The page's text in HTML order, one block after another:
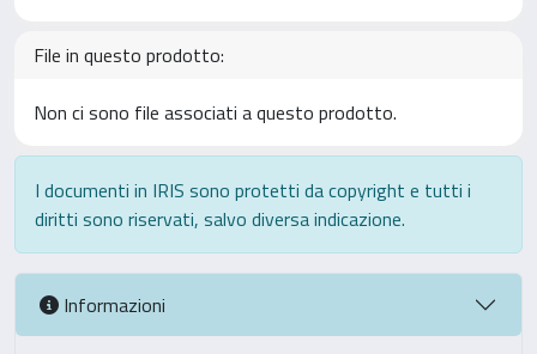
File in questo prodotto:
Non ci sono file associati a questo prodotto.
I documenti in IRIS sono protetti da copyright e tutti i
diritti sono riservati, salvo diversa indicazione.
Informazioni